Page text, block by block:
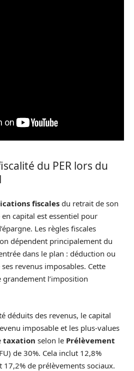
du PER lors du
fiscales du retrait de son
en capital est essentiel pour
Les règles fiscales
dépendent principalement du
dans le plan : déduction ou
revenus imposables. Cette
l’imposition
déduits des revenus, le capital
imposable et les plus-values
taxation selon le Prélèvement
de 30%. Cela inclut 12,8%
17,2% de prélèvements sociaux.